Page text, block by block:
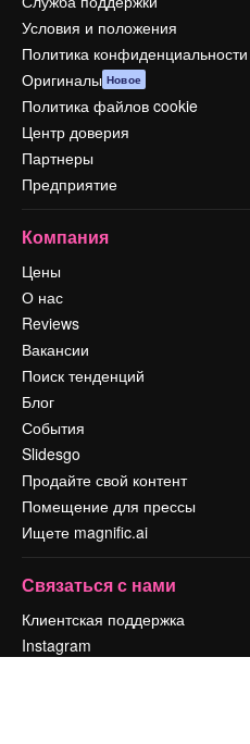
Условия и положения
Политика конфиденциальности
Оригиналы Новое
Политика файлов cookie
Центр доверия
Партнеры
Предприятие
Компания
Цены
О нас
Reviews
Вакансии
Поиск тенденций
Блог
События
Slidesgo
Продайте свой контент
Помещение для прессы
Ищете magnific.ai
Связаться с нами
Клиентская поддержка
Instagram